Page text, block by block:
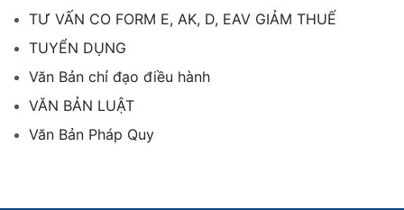
TƯ VẤN CO FORM E, AK, D, EAV GIẢM THUẾ
TUYỂN DỤNG
Văn Bản chỉ đạo điều hành
VĂN BẢN LUẬT
Văn Bản Pháp Quy